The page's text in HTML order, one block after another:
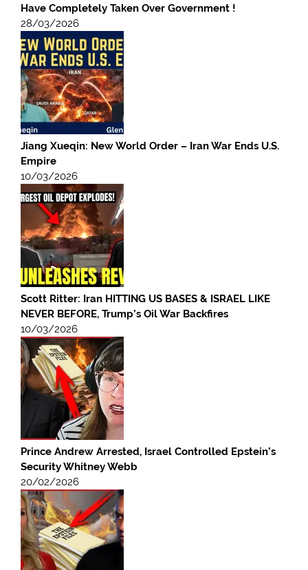
Have Completely Taken Over Government !
28/03/2026
Jiang Xueqin: New World Order – Iran War Ends U.S.
Empire
10/03/2026
Scott Ritter: Iran HITTING US BASES & ISRAEL LIKE
NEVER BEFORE, Trump’s Oil War Backfires
10/03/2026
Prince Andrew Arrested, Israel Controlled Epstein’s
Security Whitney Webb
20/02/2026